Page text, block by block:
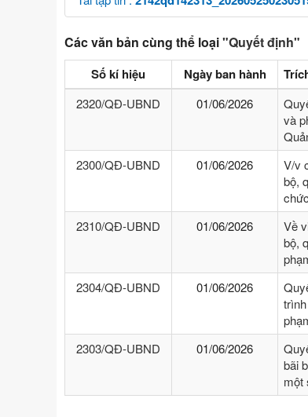
Các văn bản cùng thể loại"Quyết định"
Số kí hiệu Ngày ban hành
2320/QĐ-UBND 01/06/2026
và
2300/QĐ-UBND
01/06/2026
V/v
bộ,
2310/QĐ-UBND
01/06/2026
Về
bộ,
2304/QĐ-UBND
01/06/2026
2303/QĐ-UBND
01/06/2026
bãi
một